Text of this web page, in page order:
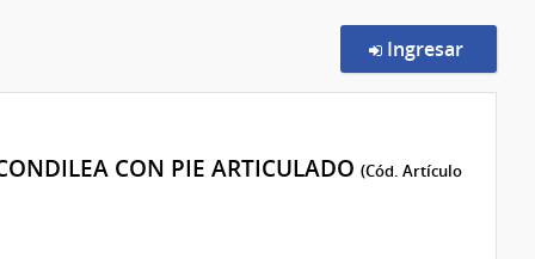
Ingresar
CON PIE ARTICULADO (Cód. Artículo